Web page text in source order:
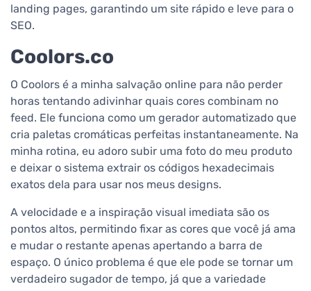
landing pages, garantindo um site rápido e leve para o
SEO.
Coolors.co
O Coolors é a minha salvação online para não perder
horas tentando adivinhar quais cores combinam no
feed. Ele funciona como um gerador automatizado que
cria paletas cromáticas perfeitas instantaneamente. Na
minha rotina, eu adoro subir uma foto do meu produto
e deixar o sistema extrair os códigos hexadecimais
exatos dela para usar nos meus designs.
A velocidade e a inspiração visual imediata são os
pontos altos, permitindo fixar as cores que você já ama
e mudar o restante apenas apertando a barra de
espaço. O único problema é que ele pode se tornar um
verdadeiro sugador de tempo, já que a variedade